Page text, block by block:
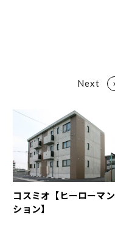
コスミオ【ヒーローマン
ション】